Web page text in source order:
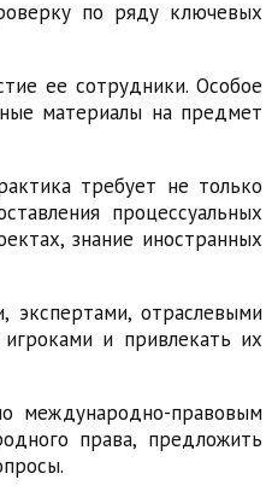
по ряду ключевых
ее сотрудники. Особое
материалы на предмет
требует не только
процессуальных
знание иностранных
отраслевыми
и привлекать их
международно-правовым
права, предложить